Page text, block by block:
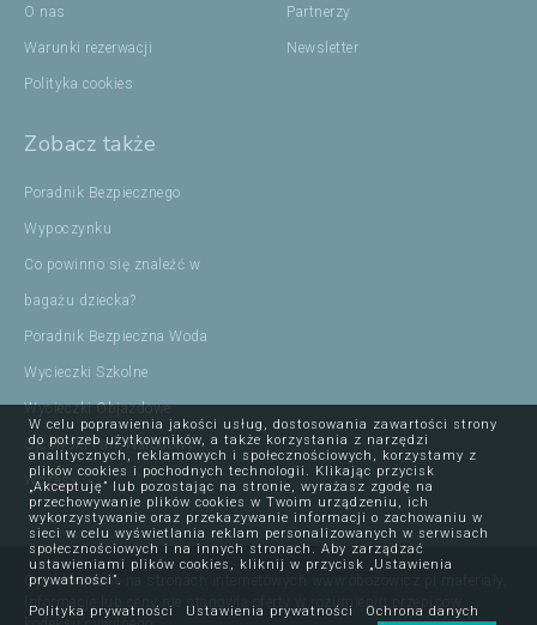
O nas
Warunki rezerwacji
Polityka cookies
Partnerzy
Newsletter
Zobacz także
Poradnik Bezpiecznego
Wypoczynku
Co powinno się znaleźć w
bagażu dziecka?
Poradnik Bezpieczna Woda
Wycieczki Szkolne
Wycieczki Objazdowe
Ojcowski Park Narodowy
Wczasy
Opublikowane na stronach internetowych www.obozowicz.pl materiały,
informacje lub ceny nie stanowią oferty w rozumieniu przepisów
W celu poprawienia jakości usług, dostosowania zawartości strony
do potrzeb użytkowników, a także korzystania z narzędzi
analitycznych, reklamowych i społecznościowych, korzystamy z
plików cookies i pochodnych technologii. Klikając przycisk
„Akceptuję” lub pozostając na stronie, wyrażasz zgodę na
przechowywanie plików cookies w Twoim urządzeniu, ich
wykorzystywanie oraz przekazywanie informacji o zachowaniu w
sieci w celu wyświetlania reklam personalizowanych w serwisach
społecznościowych i na innych stronach. Aby zarządzać
ustawieniami plików cookies, kliknij w przycisk „Ustawienia
prywatności”.
Polityka prywatności
Ustawienia prywatności
Ochrona danych